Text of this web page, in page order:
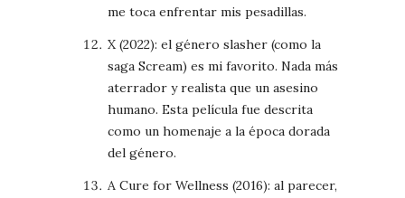
me toca enfrentar mis pesadillas.
X (2022): el género slasher (como la
saga Scream) es mi favorito. Nada más
aterrador y realista que un asesino
humano. Esta película fue descrita
como un homenaje a la época dorada
del género.
A Cure for Wellness (2016): al parecer,